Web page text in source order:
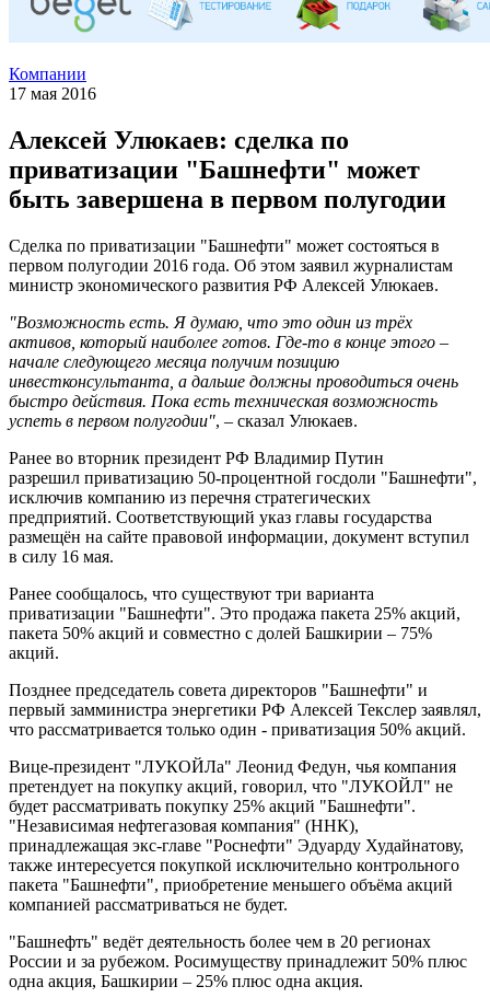
Компании
17 мая 2016
Алексей Улюкаев: сделка по
приватизации "Башнефти" может
быть завершена в первом полугодии
Сделка по приватизации "Башнефти" может состояться в
первом полугодии 2016 года. Об этом заявил журналистам
министр экономического развития РФ Алексей Улюкаев.
"Возможность есть. Я думаю, что это один из трёх
активов, который наиболее готов. Где-то в конце этого –
начале следующего месяца получим позицию
инвестконсультанта, а дальше должны проводиться очень
быстро действия. Пока есть техническая возможность
успеть в первом полугодии", – сказал Улюкаев.
Ранее во вторник президент РФ Владимир Путин
разрешил приватизацию 50-процентной госдоли "Башнефти",
исключив компанию из перечня стратегических
предприятий. Соответствующий указ главы государства
размещён на сайте правовой информации, документ вступил
в силу 16 мая.
Ранее сообщалось, что существуют три варианта
приватизации "Башнефти". Это продажа пакета 25% акций,
пакета 50% акций и совместно с долей Башкирии – 75%
акций.
Позднее председатель совета директоров "Башнефти" и
первый замминистра энергетики РФ Алексей Текслер заявлял,
что рассматривается только один - приватизация 50% акций.
Вице-президент "ЛУКОЙЛа" Леонид Федун, чья компания
претендует на покупку акций, говорил, что "ЛУКОЙЛ" не
будет рассматривать покупку 25% акций "Башнефти".
"Независимая нефтегазовая компания" (ННК),
принадлежащая экс-главе "Роснефти" Эдуарду Худайнатову,
также интересуется покупкой исключительно контрольного
пакета "Башнефти", приобретение меньшего объёма акций
компанией рассматриваться не будет.
"Башнефть" ведёт деятельность более чем в 20 регионах
России и за рубежом. Росимуществу принадлежит 50% плюс
одна акция, Башкирии – 25% плюс одна акция.